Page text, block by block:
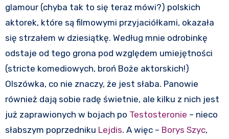
glamour (chyba tak to się teraz mówi?) polskich
aktorek, które są filmowymi przyjaciółkami, okazała
się strzałem w dziesiątkę. Według mnie odrobinkę
odstaje od tego grona pod względem umiejętności
(stricte komediowych, broń Boże aktorskich!)
Olszówka, co nie znaczy, że jest słaba. Panowie
również dają sobie radę świetnie, ale kilku z nich jest
już zaprawionych w bojach po Testosteronie – nieco
słabszym poprzedniku Lejdis. A więc – Borys Szyc,